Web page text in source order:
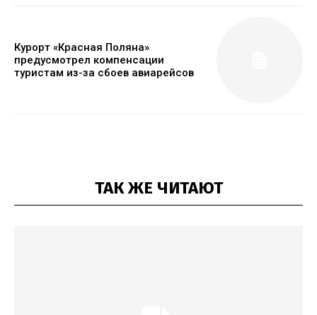
Курорт «Красная Поляна»
предусмотрел компенсации
туристам из-за сбоев авиарейсов
ТАК ЖЕ ЧИТАЮТ